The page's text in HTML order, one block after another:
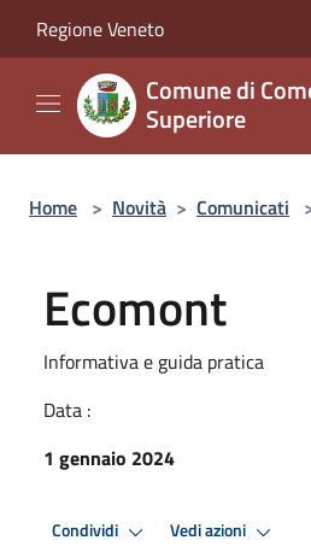
Regione Veneto
Comune di
Superiore
Home > Novità > Comunicati
Ecomont
Informativa e guida pratica
Data :
1 gennaio 2024
Condividi Vedi azioni